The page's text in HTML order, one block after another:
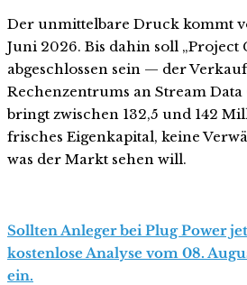
Der unmittelbare Druck kommt
Juni 2026. Bis dahin soll „Project
abgeschlossen sein — der
Rechenzentrums an Stream Data
bringt zwischen 132,5 und 142
frisches Eigenkapital, keine
was der Markt sehen will.
Sollten Anleger bei Plug Power
kostenlose Analyse vom 08.
ein.